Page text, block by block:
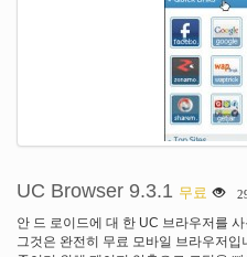
UC Browser 9.3.1 무료
안 드 로이드에 대 한 UC 브라우저를
그것은 완전히 무료 모바일 브라우저